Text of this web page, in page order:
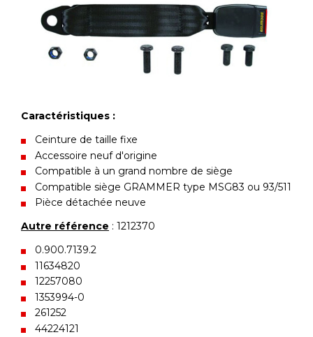
Caractéristiques :
Ceinture de taille fixe
Accessoire neuf d'origine
Compatible à un grand nombre de siège
Compatible siège GRAMMER type MSG83 ou 93/511
Pièce détachée neuve
Autre référence : 1212370
0.900.7139.2
11634820
12257080
1353994-0
261252
44224121